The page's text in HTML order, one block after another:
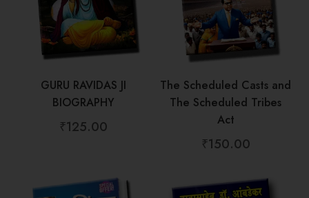
GURU RAVIDAS JI
BIOGRAPHY
₹125.00
The Scheduled Casts and
The Scheduled Tribes
Act
₹150.00